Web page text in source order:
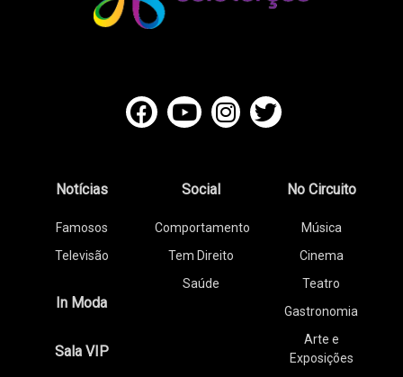
Notícias
Famosos
Televisão
In Moda
Sala VIP
Social
Comportamento
Tem Direito
Saúde
No Circuito
Música
Cinema
Teatro
Gastronomia
Arte e
Exposições